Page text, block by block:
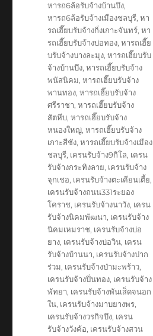
หารถ6ล้อรับจ้างบ้านบึง,
หารถ6ล้อรับจ้างเมืองชลบุรี,หา
รถเฮี๊ยบรับจ้างกิ่งเกาะจันทร์,หา
รถเฮี๊ยบรับจ้างบ่อทอง,หารถเฮี๊ย
บรับจ้างบางละมุง,หารถเฮี๊ยบรับ
จ้างบ้านบึง,หารถเฮี๊ยบรับจ้าง
พนัสนิคม,หารถเฮี๊ยบรับจ้าง
พานทอง,หารถเฮี๊ยบรับจ้าง
ศรีราชา,หารถเฮี๊ยบรับจ้าง
สัตหีบ,หารถเฮี๊ยบรับจ้าง
หนองใหญ่,หารถเฮี๊ยบรับจ้าง
เกาะสีชัง,หารถเฮี๊ยบรับจ้างเมือง
ชลบุรี, เครนรับจ้าง9กิโล, เครน
รับจ้างกระทิงลาย, เครนรับจ้าง
จุกเชอ, เครนรับจ้างตะเคียนเตี้ย,
เครนรับจ้างถนน331ระยอง
โคราช, เครนรับจ้างนาวัง, เครน
รับจ้างนิคมพัฒนา, เครนรับจ้าง
นิคมเหมราช, เครนรับจ้างบ่อ
ยาง, เครนรับจ้างบ่อวิน, เครน
รับจ้างบ้านนา, เครนรับจ้างปาก
ร่วม, เครนรับจ้างป่ามะพร้าว,
เครนรับจ้างปิ่นทอง, เครนรับจ้าง
พัทยา, เครนรับจ้างพันเส็ดจนอก
ใน, เครนรับจ้างมาบยางพร,
เครนรับจ้างวรกิจบึง, เครน
รับจ้างวังค้อ, เครนรับจ้างสวน